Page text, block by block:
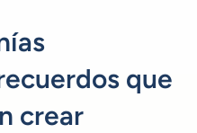
que
crear